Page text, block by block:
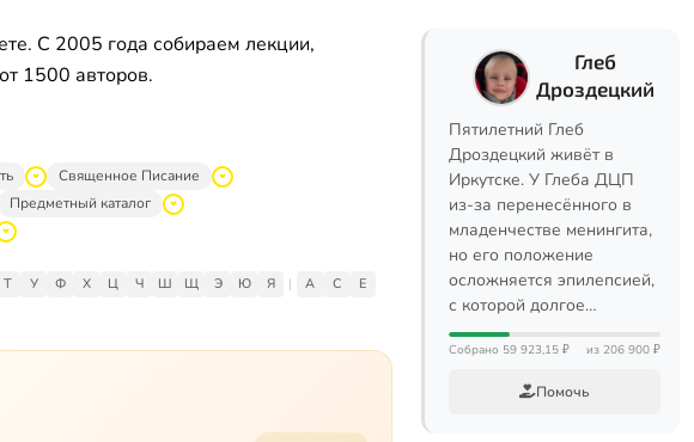
С 2005 года собираем лекции,
1500 авторов.
Священное Писание
Предметный каталог
Т У Ф Х Ц Ч Ш Щ Э Ю Я | A C
E
Глеб
Дроздецкий
Пятилетний Глеб
Дроздецкий живёт в
Иркутске. У Глеба ДЦП
из-за перенесённого в
младенчестве менингита,
но его положение
осложняется эпилепсией,
с которой долгое…
Собрано 59 923,15 ₽ из 206 900 ₽
Помочь